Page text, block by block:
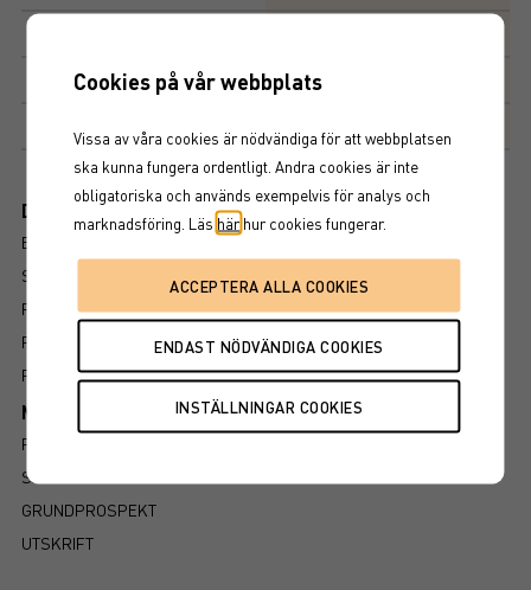
Deltagandegrad
Dokument
BROSCHYR
SLUTLIGA VILLKOR
PROSPEKT
FAKTABLAD
FÖRFALLOVILLKOR
Mer information om produkten
RISK
SÅ LÄSER DU FAKTABLADET
GRUNDPROSPEKT
UTSKRIFT
Cookies på vår webbplats
Vissa av våra cookies är nödvändiga för att webbplatsen
ska kunna fungera ordentligt. Andra cookies är inte
obligatoriska och används exempelvis för analys och
marknadsföring. Läs härhur cookies fungerar.